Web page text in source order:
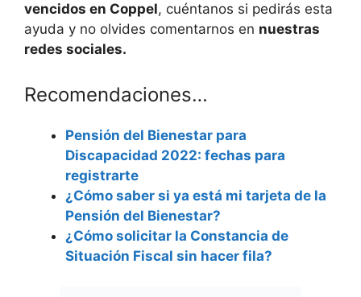
vencidos en Coppel, cuéntanos si pedirás esta
ayuda y no olvides comentarnos en nuestras
redes sociales.
Recomendaciones…
Pensión del Bienestar para
Discapacidad 2022: fechas para
registrarte
¿Cómo saber si ya está mi tarjeta de la
Pensión del Bienestar?
¿Cómo solicitar la Constancia de
Situación Fiscal sin hacer fila?